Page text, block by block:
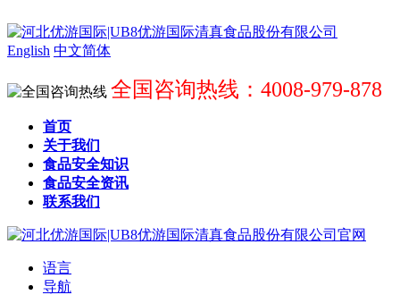
English 中文简体
全国咨询热线：4008-979-878
首页
关于我们
食品安全知识
食品安全资讯
联系我们
语言
导航